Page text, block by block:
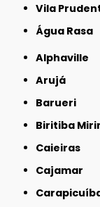
Vila
Água Rasa
Alphaville
Arujá
Barueri
Biritiba
Caieiras
Cajamar